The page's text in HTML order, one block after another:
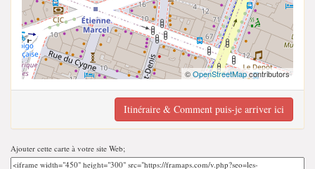
©OpenStreetMapcontributors
Itinéraire & Comment puis-je arriver ici
Ajouter cette carte à votre site Web;